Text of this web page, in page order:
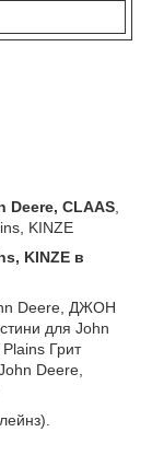
Deere, CLAAS
KINZE
KINZE в
Deere, ДЖОН
для John
Грит
Deere,